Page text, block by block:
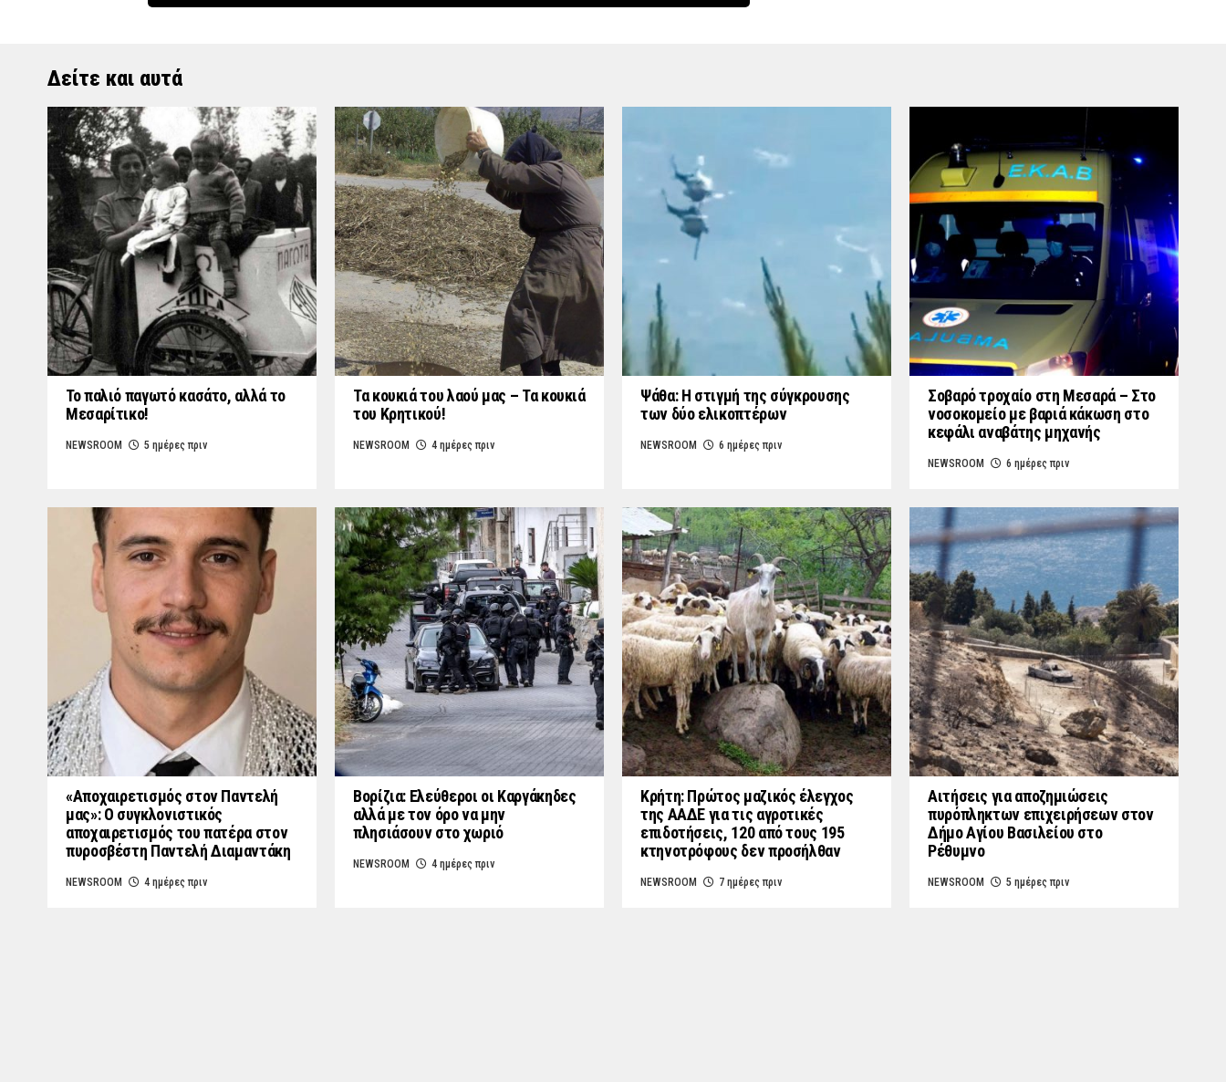
Δείτε και αυτά
Το παλιό παγωτό κασάτο, αλλά το
Μεσαρίτικο!
NEWSROOM 5 ημέρες πριν
Τα κουκιά του λαού μας – Τα κουκιά
του Κρητικού!
NEWSROOM 4 ημέρες πριν
Ψάθα: Η στιγμή της σύγκρουσης
των δύο ελικοπτέρων
NEWSROOM 6 ημέρες πριν
Σοβαρό τροχαίο στη Μεσαρά – Στο
νοσοκομείο με βαριά κάκωση στο
κεφάλι αναβάτης μηχανής
NEWSROOM 6 ημέρες πριν
«Aποχαιρετισμός στον Παντελή
μας»: Ο συγκλονιστικός
αποχαιρετισμός του πατέρα στον
πυροσβέστη Παντελή Διαμαντάκη
NEWSROOM 4 ημέρες πριν
Βορίζια: Ελεύθεροι οι Καργάκηδες
αλλά με τον όρο να μην
πλησιάσουν στο χωριό
NEWSROOM 4 ημέρες πριν
Κρήτη: Πρώτος μαζικός έλεγχος
της ΑΑΔΕ για τις αγροτικές
επιδοτήσεις, 120 από τους 195
κτηνοτρόφους δεν προσήλθαν
NEWSROOM 7 ημέρες πριν
Αιτήσεις για αποζημιώσεις
πυρόπληκτων επιχειρήσεων στον
Δήμο Αγίου Βασιλείου στο
Ρέθυμνο
NEWSROOM 5 ημέρες πριν